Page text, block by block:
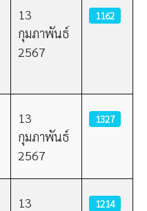
13
กุมภาพันธ์
2567
1162
13
กุมภาพันธ์
2567
1327
13
1214